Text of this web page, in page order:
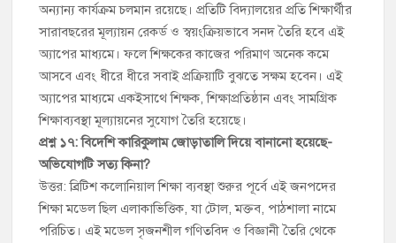
অন্যান্য কার্যক্রম চলমান রয়েছে। প্রতিটি বিদ্যালয়ের প্রতি শিক্ষার্থীর
সারাবছরের মূল্যায়ন রেকর্ড ও স্বয়ংক্রিয়ভাবে সনদ তৈরি হবে এই
অ্যাপের মাধ্যমে। ফলে শিক্ষকের কাজের পরিমাণ অনেক কমে
আসবে এবং ধীরে ধীরে সবাই প্রক্রিয়াটি বুঝতে সক্ষম হবেন। এই
অ্যাপের মাধ্যমে একইসাথে শিক্ষক, শিক্ষাপ্রতিষ্ঠান এবং সামগ্রিক
শিক্ষাব্যবস্থা মূল্যায়নের সুযোগ তৈরি হয়েছে।
প্রশ্ন ১৭: বিদেশি কারিকুলাম জোড়াতালি দিয়ে বানানো হয়েছে-
অভিযোগটি সত্য কিনা?
উত্তর: ব্রিটিশ কলোনিয়াল শিক্ষা ব্যবস্থা শুরুর পূর্বে এই জনপদের
শিক্ষা মডেল ছিল এলাকাভিত্তিক, যা টোল, মক্তব, পাঠশালা নামে
পরিচিত। এই মডেল সৃজনশীল গণিতবিদ ও বিজ্ঞানী তৈরি থেকে